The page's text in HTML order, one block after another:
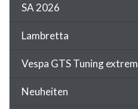
SA 2026
Lambretta
Vespa GTS Tuning extrem
Neuheiten